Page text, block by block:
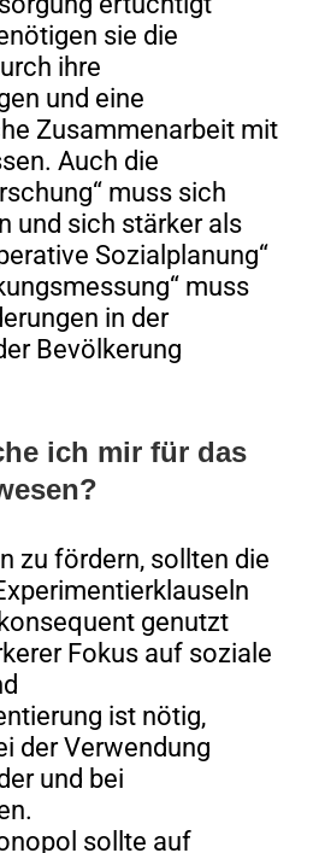
sie die
ihre
und eine
Zusammenarbeit mit
Auch die
muss sich
und sich stärker als
Sozialplanung“
muss
in der
Bevölkerung
ich mir für das
zu fördern, sollten die
genutzt
Fokus auf soziale
ist nötig,
der Verwendung
und bei
sollte auf